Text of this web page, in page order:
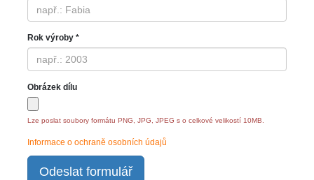
Rok výroby *
Obrázek dílu
Lze poslat soubory formátu PNG, JPG, JPEG s o celkové velikostí 10MB.
Informace o ochraně osobních údajů
Odeslat formulář